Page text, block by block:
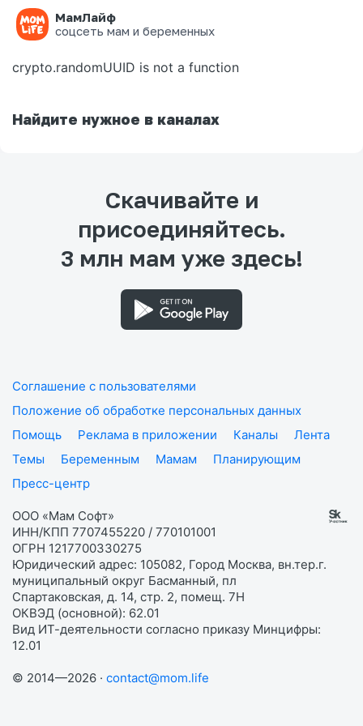
МамЛайф
соцсеть мам и беременных
Ошибка на странице
crypto.randomUUID is not a function
Найдите нужное в каналах
Скачивайте и
присоединяйтесь.
3 млн мам уже здесь!
Соглашение с пользователями
Положение об обработке персональных данных
Помощь
Реклама в приложении Каналы
Лента
Темы
Беременным Мамам
Планирующим
Пресс-центр
ООО «Мам Софт»
ИНН/КПП 7707455220 / 770101001
ОГРН 1217700330275
Юридический адрес: 105082, Город Москва, вн.тер.г.
муниципальный округ Басманный, пл
Спартаковская, д. 14, стр. 2, помещ. 7Н
ОКВЭД (основной): 62.01
Вид ИТ-деятельности согласно приказу Минцифры:
12.01
© 2014—2026 · contact@mom.life